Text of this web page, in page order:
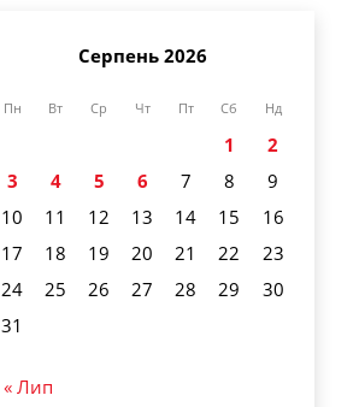
Серпень 2026
Пн Вт Ср Чт Пт Сб Нд
1
2
3
4 5 6 7 8
9
10
11 12 13 14 15
16
17
18 19 20 21 22
23
24
25 26 27 28 29
30
31
« Лип